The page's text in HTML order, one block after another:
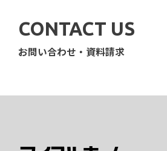
CONTACT US
お問い合わせ・資料請求